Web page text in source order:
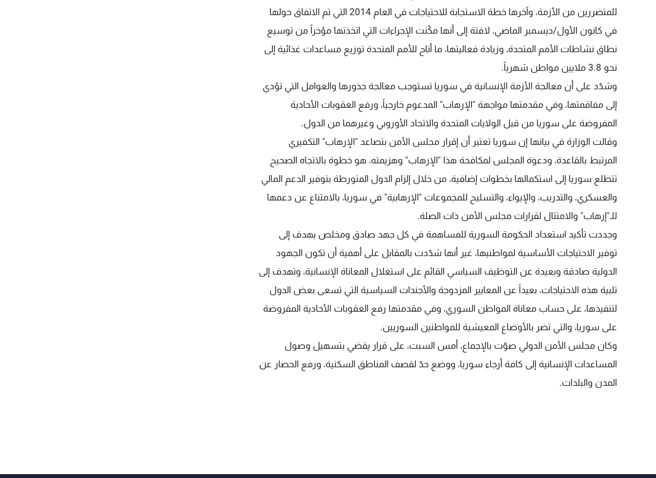
للمتضررين من الأزمة، وآخرها خطة الاستجابة للاحتياجات في العام 2014 التي تم الاتفاق حولها
في كانون الأول/ديسمبر الماضي، لافتة إلى أنها مكّنت الإجراءات التي اتخذتها مؤخراً من توسيع
نطاق نشاطات الأمم المتحدة، وزيادة فعاليتها، ما أتاح للأمم المتحدة توزيع مساعدات غذائية إلى
نحو 3.8 ملايين مواطن شهرياً.
وشدّد على أن معالجة الأزمة الإنسانية في سوريا تستوجب معالجة جذورها والعوامل التي تؤدي
إلى مفاقمتها، وفي مقدمتها مواجهة "الإرهاب" المدعوم خارجياً، ورفع العقوبات الأحادية
المفروضة على سوريا من قبل الولايات المتحدة والاتحاد الأوروبي وغيرهما من الدول.
وقالت الوزارة في بيانها إن سوريا تعتبر أن إقرار مجلس الأمن بتصاعد "الإرهاب" التكفيري
المرتبط بالقاعدة، ودعوة المجلس لمكافحة هذا "الإرهاب" وهزيمته، هو خطوة بالاتجاه الصحيح
تتطلع سوريا إلى استكمالها بخطوات إضافية، من خلال إلزام الدول المتورطة بتوفير الدعم المالي
والعسكري، والتدريب، والإيواء، والتسليح للمجموعات "الإرهابية" في سوريا، بالامتناع عن دعمها
للـ"إرهاب" والامتثال لقرارات مجلس الأمن ذات الصلة.
وجددت تأكيد استعداد الحكومة السورية للمساهمة في كل جهد صادق ومخلص يهدف إلى
توفير الاحتياجات الأساسية لمواطنيها، غير أنها شدّدت بالمقابل على أهمية أن تكون الجهود
الدولية صادقة وبعيدة عن التوظيف السياسي القائم على استغلال المعاناة الإنسانية، وتهدف إلى
تلبية هذه الاحتياجات، بعيداً عن المعايير المزدوجة والأجندات السياسية التي تسعى بعض الدول
لتنفيذها، على حساب معاناة المواطن السوري، وفي مقدمتها رفع العقوبات الأحادية المفروضة
على سوريا، والتي تضر بالأوضاع المعيشية للمواطنين السوريين.
وكان مجلس الأمن الدولي صوّت بالإجماع، أمس السبت، على قرار يقضي بتسهيل وصول
المساعدات الإنسانية إلى كافة أرجاء سوريا، ووضع حدّ لقصف المناطق السكنية، ورفع الحصار عن
المدن والبلدات.